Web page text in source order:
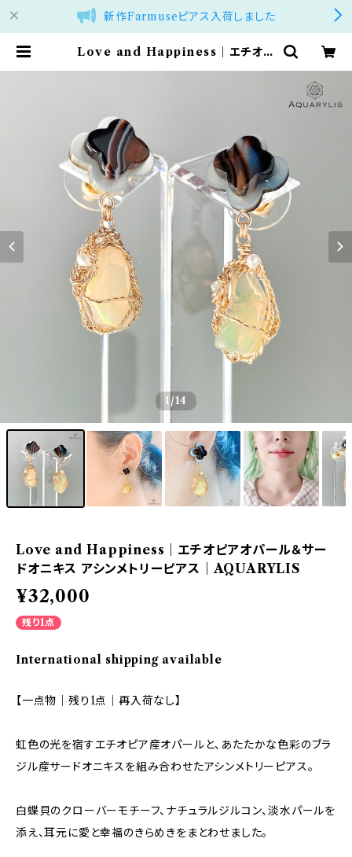
新作Farmuseピアス入荷しました
Love and Happiness｜エチオピ
1 /14
Love and Happiness｜エチオピアオパール＆サー
ドオニキス アシンメトリーピアス｜AQUARYLIS
¥32,000
残り1点
International shipping available
【一点物｜残り1点｜再入荷なし】
虹色の光を宿すエチオピア産オパールと、あたたかな色彩のブラ
ジル産サードオニキスを組み合わせたアシンメトリーピアス。
白蝶貝のクローバーモチーフ、ナチュラルジルコン、淡水パールを
添え、耳元に愛と幸福のきらめきをまとわせました。